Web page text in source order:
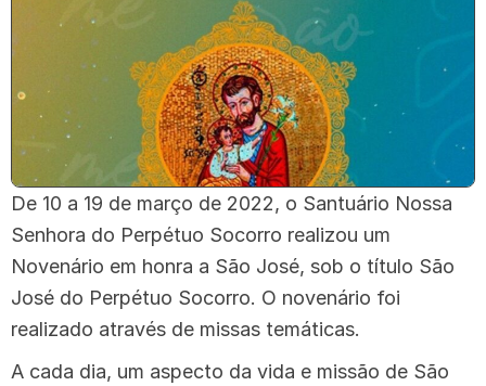
De 10 a 19 de março de 2022, o Santuário Nossa
Senhora do Perpétuo Socorro realizou um
Novenário em honra a São José, sob o título São
José do Perpétuo Socorro. O novenário foi
realizado através de missas temáticas.
A cada dia, um aspecto da vida e missão de São